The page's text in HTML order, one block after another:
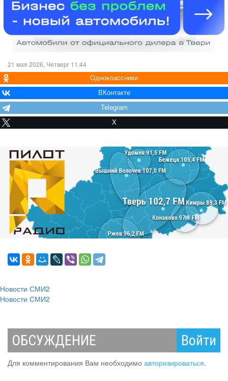
21 мая 2026, Четверг 11:44
Одноклассники
ВКонтакте
Telegram
X
Новости СМИ2
Новости СМИ2
ОБСУЖДЕНИЕ Войти
Для комментирования Вам необходимо авторизироваться.